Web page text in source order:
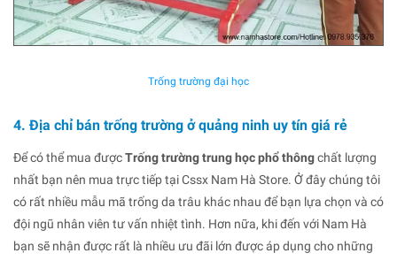
Trống trường đại học
4. Địa chỉ bán trống trường ở quảng ninh uy tín giá rẻ
Để có thể mua đượcTrống trường trung học phổ thôngchất lượng
nhất bạn nên mua trực tiếp tại Cssx Nam Hà Store. Ở đây chúng tôi
có rất nhiều mẫu mã trống da trâu khác nhau để bạn lựa chọn và có
đội ngũ nhân viên tư vấn nhiệt tình. Hơn nữa, khi đến với Nam Hà
bạn sẽ nhận được rất là nhiều ưu đãi lớn được áp dụng cho những